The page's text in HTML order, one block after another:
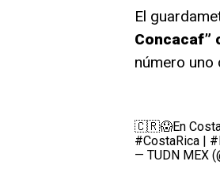
El
Concacaf”
número uno
🇨🇷😱En Costa
#CostaRica|
— TUDN MEX